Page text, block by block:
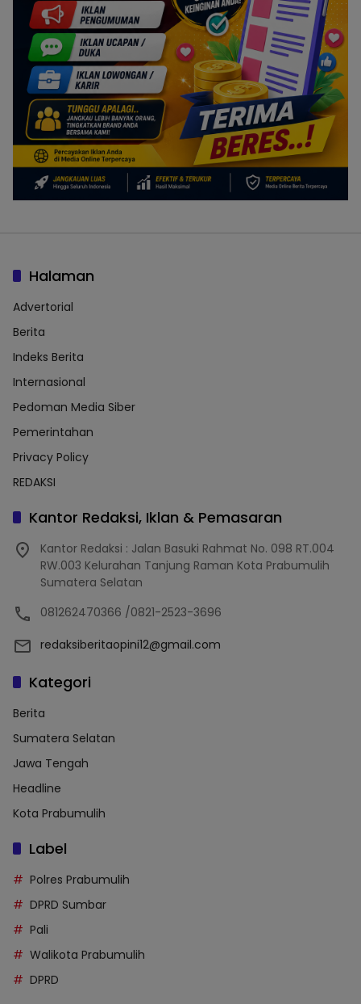
Halaman
Advertorial
Berita
Indeks Berita
Internasional
Pedoman Media Siber
Pemerintahan
Privacy Policy
REDAKSI
Kantor Redaksi, Iklan & Pemasaran
Kantor Redaksi : Jalan Basuki Rahmat No. 098 RT.004
RW.003 Kelurahan Tanjung Raman Kota Prabumulih
Sumatera Selatan
081262470366 /0821-2523-3696
redaksiberitaopini12@gmail.com
Kategori
Berita
Sumatera Selatan
Jawa Tengah
Headline
Kota Prabumulih
Label
Polres Prabumulih
DPRD Sumbar
Pali
Walikota Prabumulih
DPRD